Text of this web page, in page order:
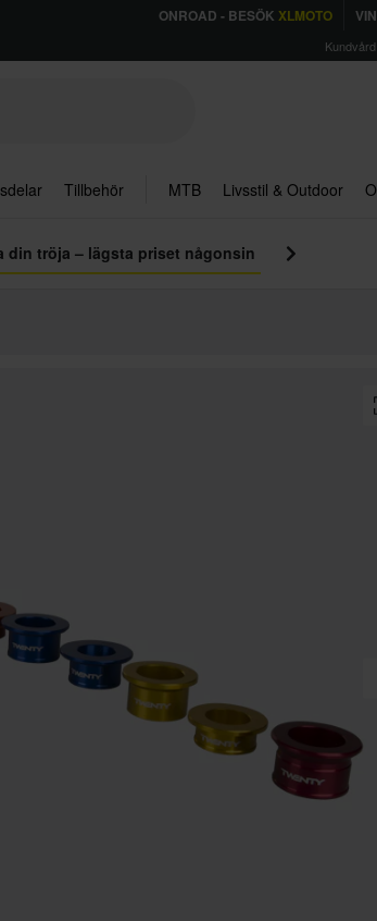
ONROAD - BESÖK XLMOTO
Kundvård
Tillbehör MTB Livsstil & Outdoor
din tröja – lägsta priset någonsin